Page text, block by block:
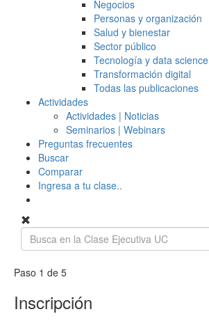
Negocios
Personas y organización
Salud y bienestar
Sector público
Tecnología y data science
Transformación digital
Todas las publicaciones
Actividades
Actividades | Noticias
Seminarios | Webinars
Preguntas frecuentes
Buscar
Comparar
Ingresa a tu clase..
Paso 1 de 5
Inscripción